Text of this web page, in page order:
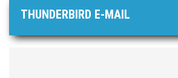
THUNDERBIRD E-MAIL